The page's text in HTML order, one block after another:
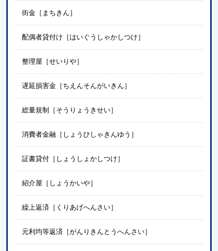
街金［まちきん］
配偶者貸付け［はいぐうしゃかしつけ］
整理屋［せいりや］
遅延損害金［ちえんそんがいきん］
総量規制［そうりょうきせい］
消費者金融［しょうひしゃきんゆう］
証書貸付［しょうしょかしつけ］
紹介屋［しょうかいや］
繰上返済［くりあげへんさい］
元利均等返済［がんりきんとうへんさい］